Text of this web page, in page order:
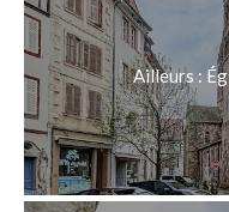
Ailleurs :